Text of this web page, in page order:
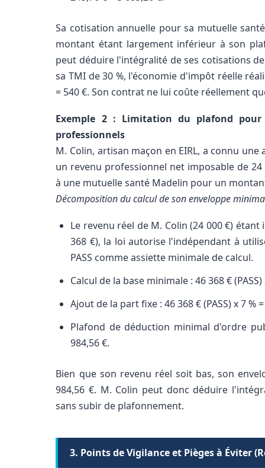
Sa cotisation annuelle pour sa mutuelle
montant étant largement inférieur à son
peut déduire l'intégralité de ses cotisations
sa TMI de 30 %, l'économie d'impôt réelle
= 540 €. Son contrat ne lui coûte réellement
Exemple 2 : Limitation du plafond
professionnels
M. Colin, artisan maçon en EIRL, a connu
un revenu professionnel net imposable de
à une mutuelle santé Madelin pour un
Décomposition du calcul de son enveloppe
Le revenu réel de M. Colin (24 000 €)
368 €), la loi autorise l'indépendant à
PASS comme assiette minimale de calcul.
Calcul de la base minimale : 46 368 €
Ajout de la part fixe : 46 368 € (PASS) x 7 %
Plafond de déduction minimal d'ordre
984,56 €.
Bien que son revenu réel soit bas, son
984,56 €. M. Colin peut donc déduire
sans subir de plafonnement.
3. Points de Vigilance et Pièges à Éviter